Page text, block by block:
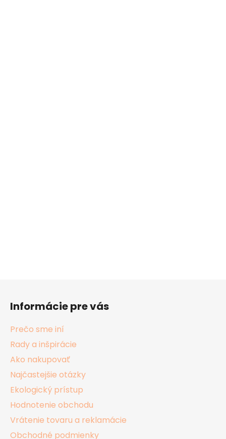
Informácie pre vás
Prečo sme iní
Rady a inšpirácie
Ako nakupovať
Najčastejšie otázky
Ekologický prístup
Hodnotenie obchodu
Vrátenie tovaru a reklamácie
Obchodné podmienky